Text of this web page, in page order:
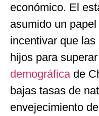
económico. El
asumido un
incentivar que
hijos para
demográfica de
bajas tasas de
envejecimiento